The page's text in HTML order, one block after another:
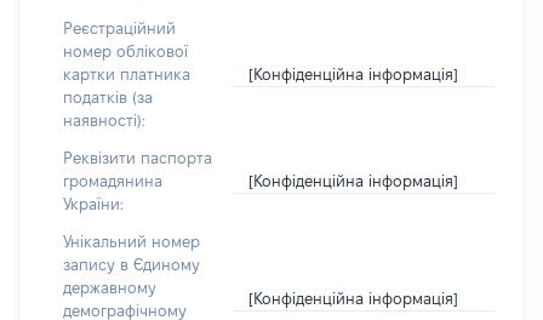
Реєстраційний
номер облікової
картки платника
податків (за
наявності):
[Конфіденційна інформація]
Реквізити паспорта
громадянина
України:
[Конфіденційна інформація]
Унікальний номер
запису в Єдиному
державному
демографічному
[Конфіденційна інформація]